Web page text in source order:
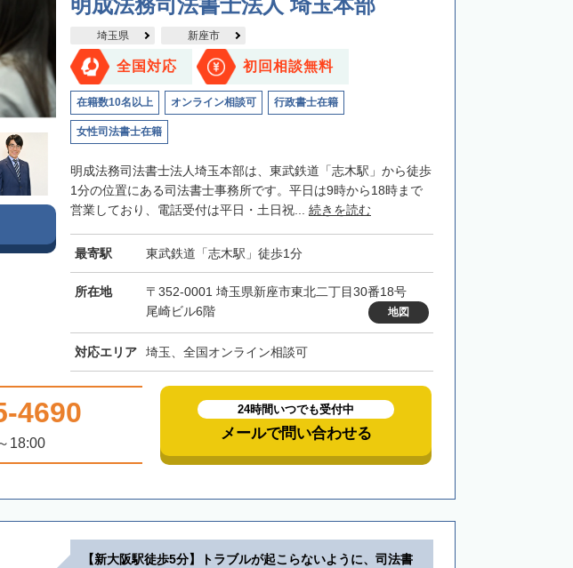
明成法務司法書士法人 埼玉本部
埼玉県 新座市
全国対応 初回相談無料
在籍数10名以上 オンライン相談可 行政書士在籍
女性司法書士在籍
明成法務司法書士法人埼玉本部は、東武鉄道「志木駅」から徒歩
1分の位置にある司法書士事務所です。平日は9時から18時まで
営業しており、電話受付は平日・土日祝... 続きを読む
最寄駅 東武鉄道「志木駅」徒歩1分
所在地
〒352-0001 埼玉県新座市東北二丁目30番18号
尾崎ビル6階
地図
対応エリア 埼玉、全国オンライン相談可
4690
18:00
24時間いつでも受付中
メールで問い合わせる
【新大阪駅徒歩5分】トラブルが起こらないように、司法書